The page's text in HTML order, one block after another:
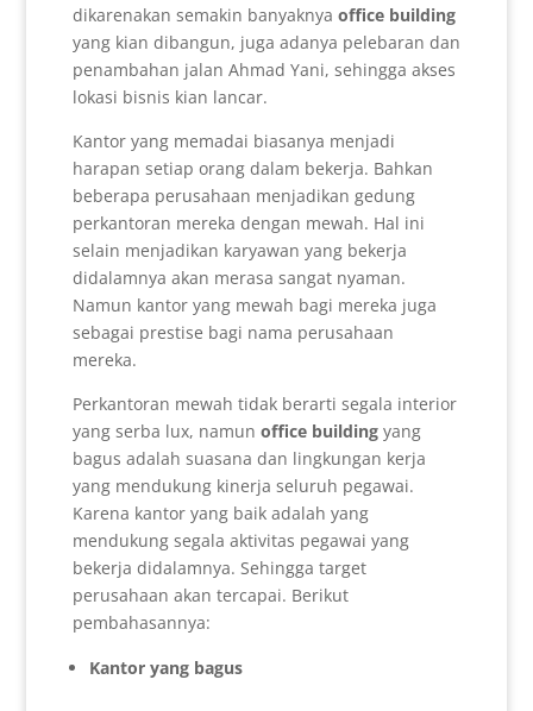
dikarenakan semakin banyaknya office building
yang kian dibangun, juga adanya pelebaran dan
penambahan jalan Ahmad Yani, sehingga akses
lokasi bisnis kian lancar.
Kantor yang memadai biasanya menjadi
harapan setiap orang dalam bekerja. Bahkan
beberapa perusahaan menjadikan gedung
perkantoran mereka dengan mewah. Hal ini
selain menjadikan karyawan yang bekerja
didalamnya akan merasa sangat nyaman.
Namun kantor yang mewah bagi mereka juga
sebagai prestise bagi nama perusahaan
mereka.
Perkantoran mewah tidak berarti segala interior
yang serba lux, namun office buildingyang
bagus adalah suasana dan lingkungan kerja
yang mendukung kinerja seluruh pegawai.
Karena kantor yang baik adalah yang
mendukung segala aktivitas pegawai yang
bekerja didalamnya. Sehingga target
perusahaan akan tercapai. Berikut
pembahasannya:
Kantor yang bagus